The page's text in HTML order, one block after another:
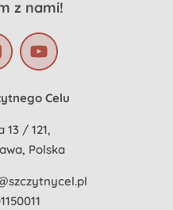
z nami!
Celu
13 / 121,
Polska